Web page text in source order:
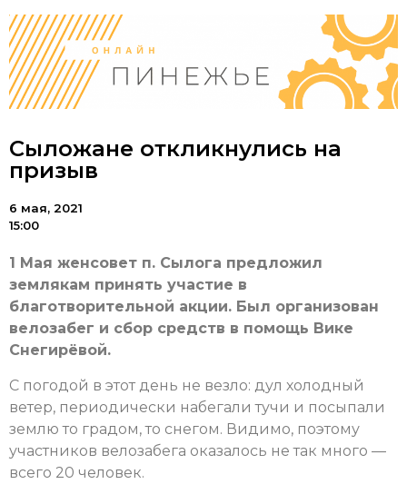
Сыложане откликнулись на
призыв
6 мая, 2021
15:00
1 Мая женсовет п. Сылога предложил
землякам принять участие в
благотворительной акции. Был организован
велозабег и сбор средств в помощь Вике
Снегирёвой.
С погодой в этот день не везло: дул холодный
ветер, периодически набегали тучи и посыпали
землю то градом, то снегом. Видимо, поэтому
участников велозабега оказалось не так много —
всего 20 человек.